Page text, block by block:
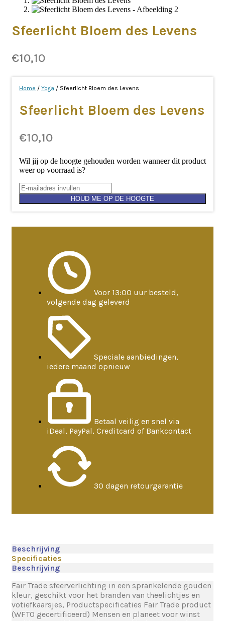
Sfeerlicht Bloem des Levens
€10,10
Home / Yoga / Sfeerlicht Bloem des Levens
Sfeerlicht Bloem des Levens
€10,10
Wil jij op de hoogte gehouden worden wanneer dit product
weer op voorraad is?
HOUD ME OP DE HOOGTE
Voor 13:00 uur besteld,
volgende dag geleverd
Speciale aanbiedingen,
iedere maand opnieuw
Betaal veilig en snel via
iDeal, PayPal, Creditcard of Bankcontact
30 dagen retourgarantie
Beschrijving
Specificaties
Beschrijving
Fair Trade sfeerverlichting in een sprankelende gouden
kleur, geschikt voor het branden van theelichtjes en
votiefkaarsjes, Productspecificaties Fair Trade product
(WFTO gecertificeerd) Mensen en planeet voor winst